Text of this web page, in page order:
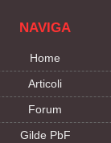
NAVIGA
Home
Articoli
Forum
Gilde PbF